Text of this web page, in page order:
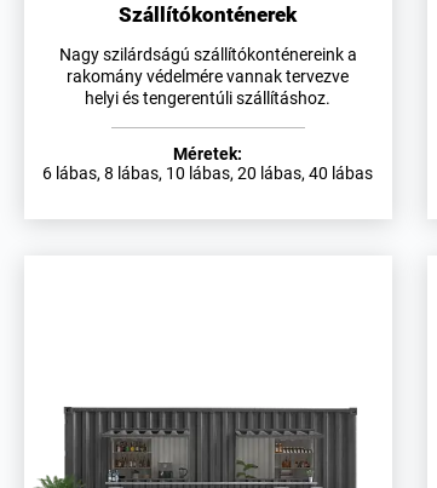
Szállítókonténerek
Nagy szilárdságú szállítókonténereink a
rakomány védelmére vannak tervezve
helyi és tengerentúli szállításhoz.
Méretek:
6 lábas, 8 lábas, 10 lábas, 20 lábas, 40 lábas